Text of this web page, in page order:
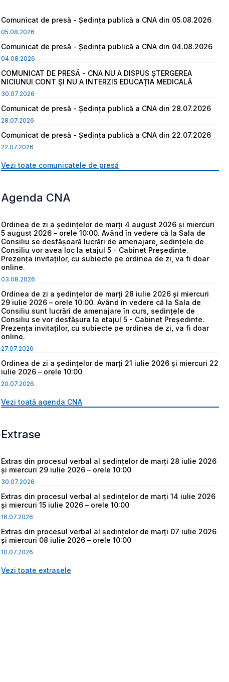
Comunicat de presă - Ședința publică a CNA din 05.08.2026
05.08.2026
Comunicat de presă - Ședința publică a CNA din 04.08.2026
04.08.2026
COMUNICAT DE PRESĂ - CNA NU A DISPUS ȘTERGEREA
NICIUNUI CONT ȘI NU A INTERZIS EDUCAȚIA MEDICALĂ
30.07.2026
Comunicat de presă - Ședința publică a CNA din 28.07.2026
28.07.2026
Comunicat de presă - Ședința publică a CNA din 22.07.2026
22.07.2026
Vezi toate comunicatele de presă
Agenda CNA
Ordinea de zi a ședințelor de marți 4 august 2026 și miercuri
5 august 2026 – orele 10:00. Având în vedere că la Sala de
Consiliu se desfășoară lucrări de amenajare, sedințele de
Consiliu vor avea loc la etajul 5 - Cabinet Președinte.
Prezența invitaților, cu subiecte pe ordinea de zi, va fi doar
online.
03.08.2026
Ordinea de zi a ședințelor de marți 28 iulie 2026 și miercuri
29 iulie 2026 – orele 10:00. Având în vedere că la Sala de
Consiliu sunt lucrări de amenajare în curs, sedințele de
Consiliu se vor desfășura la etajul 5 - Cabinet Președinte.
Prezența invitaților, cu subiecte pe ordinea de zi, va fi doar
online.
27.07.2026
Ordinea de zi a ședințelor de marți 21 iulie 2026 și miercuri 22
iulie 2026 – orele 10:00
20.07.2026
Vezi toată agenda CNA
Extrase
Extras din procesul verbal al ședințelor de marți 28 iulie 2026
și miercuri 29 iulie 2026 – orele 10:00
30.07.2026
Extras din procesul verbal al ședințelor de marți 14 iulie 2026
și miercuri 15 iulie 2026 – orele 10:00
16.07.2026
Extras din procesul verbal al ședințelor de marți 07 iulie 2026
și miercuri 08 iulie 2026 – orele 10:00
10.07.2026
Vezi toate extrasele